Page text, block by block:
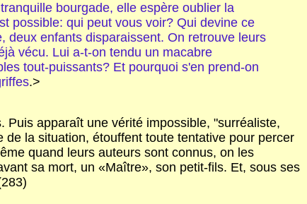
bourgade, elle espère oublier la
possible: qui peut vous voir? Qui devine ce
deux enfants disparaissent. On retrouve leurs
vécu. Lui a-t-on tendu un macabre
tout-puissants? Et pourquoi s'en prend-on
.>
apparaît une vérité impossible, "surréaliste,
la situation, étouffent toute tentative pour percer
quand leurs auteurs sont connus, on les
sa mort, un «Maître», son petit-fils. Et, sous ses